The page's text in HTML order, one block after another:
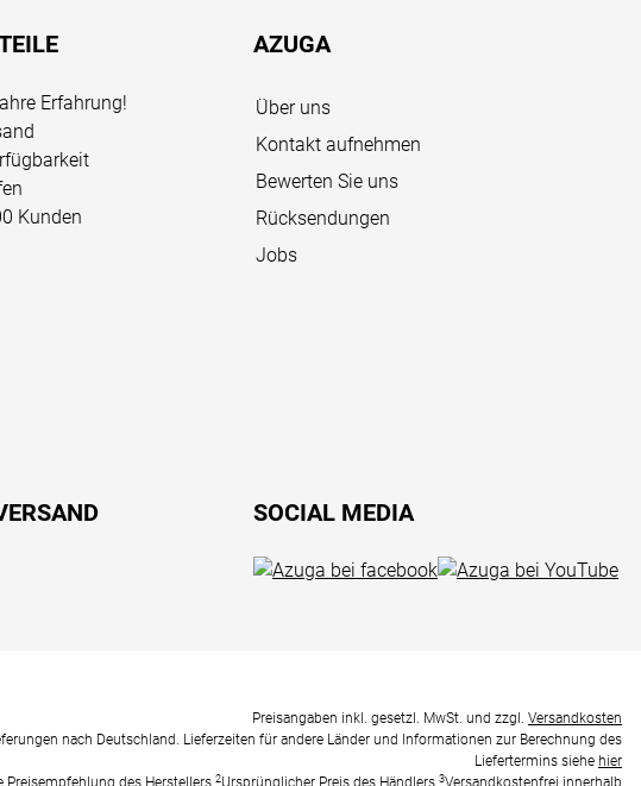
Erfahrung!
Kunden
AZUGA
Über uns
Kontakt aufnehmen
Bewerten Sie uns
Rücksendungen
Jobs
SOCIAL MEDIA
Preisangaben inkl. gesetzl. MwSt. und zzgl. Versandkosten
nach Deutschland. Lieferzeiten für andere Länder und Informationen zur Berechnung des
Liefertermins siehe hier
Preisempfehlung des Herstellers 2Ursprünglicher Preis des Händlers 3Versandkostenfrei innerhalb